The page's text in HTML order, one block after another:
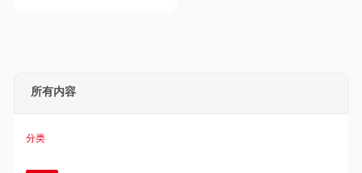
所有内容
分类